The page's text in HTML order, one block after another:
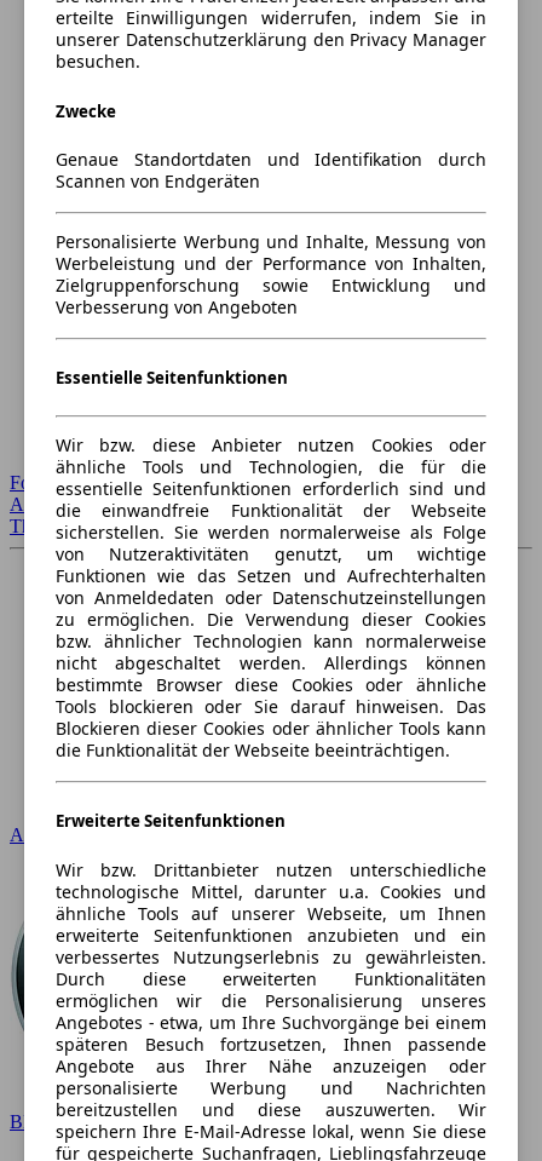
Forum Startseite
Alle Auto-Foren
Themen-Forum
Audi
BMW
erteilte Einwilligungen widerrufen, indem Sie in
unserer Datenschutzerklärung den Privacy Manager
besuchen.
Zwecke
Genaue Standortdaten und Identifikation durch
Scannen von Endgeräten
Personalisierte Werbung und Inhalte, Messung von
Werbeleistung und der Performance von Inhalten,
Zielgruppenforschung sowie Entwicklung und
Verbesserung von Angeboten
Essentielle Seitenfunktionen
Wir bzw. diese Anbieter nutzen Cookies oder
ähnliche Tools und Technologien, die für die
essentielle Seitenfunktionen erforderlich sind und
die einwandfreie Funktionalität der Webseite
sicherstellen. Sie werden normalerweise als Folge
von Nutzeraktivitäten genutzt, um wichtige
Funktionen wie das Setzen und Aufrechterhalten
von Anmeldedaten oder Datenschutzeinstellungen
zu ermöglichen. Die Verwendung dieser Cookies
bzw. ähnlicher Technologien kann normalerweise
nicht abgeschaltet werden. Allerdings können
bestimmte Browser diese Cookies oder ähnliche
Tools blockieren oder Sie darauf hinweisen. Das
Blockieren dieser Cookies oder ähnlicher Tools kann
die Funktionalität der Webseite beeinträchtigen.
Erweiterte Seitenfunktionen
Wir bzw. Drittanbieter nutzen unterschiedliche
technologische Mittel, darunter u.a. Cookies und
ähnliche Tools auf unserer Webseite, um Ihnen
erweiterte Seitenfunktionen anzubieten und ein
verbessertes Nutzungserlebnis zu gewährleisten.
Durch diese erweiterten Funktionalitäten
ermöglichen wir die Personalisierung unseres
Angebotes - etwa, um Ihre Suchvorgänge bei einem
späteren Besuch fortzusetzen, Ihnen passende
Angebote aus Ihrer Nähe anzuzeigen oder
personalisierte Werbung und Nachrichten
bereitzustellen und diese auszuwerten. Wir
speichern Ihre E-Mail-Adresse lokal, wenn Sie diese
für gespeicherte Suchanfragen, Lieblingsfahrzeuge